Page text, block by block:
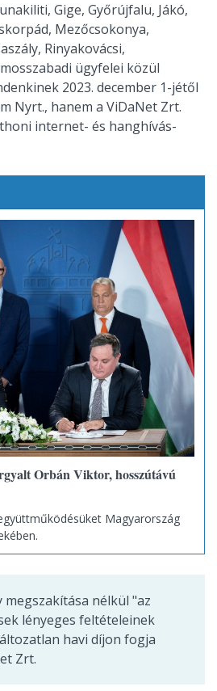
Gige, Győrújfalu, Jákó,
Mezőcsokonya,
Rinyakovácsi,
ügyfelei közül
2023. december 1-jétől
Nyrt., hanem a ViDaNet Zrt.
internet- és hanghívás-
Orbán Viktor, hosszútávú
Magyarország
megszakítása nélkül "az
lényeges feltételeinek
havi díjon fogja
Zrt.